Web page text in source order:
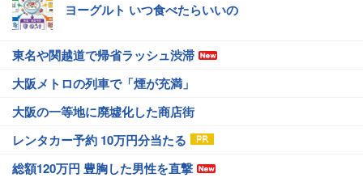
ヨーグルト いつ食べたらいいの
東名や関越道で帰省ラッシュ渋滞
大阪メトロの列車で「煙が充満」
大阪の一等地に廃墟化した商店街
レンタカー予約 10万円分当たる
総額120万円 豊胸した男性を直撃